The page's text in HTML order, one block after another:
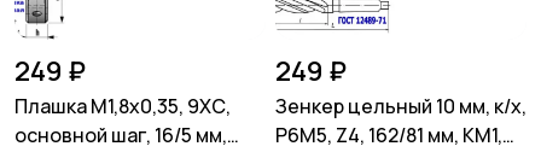
249 ₽
Плашка М1,8х0,35, 9ХС,
основной шаг, 16/5 мм,
249 ₽
Зенкер цельный 10 мм, к/х,
Р6М5, Z4, 162/81 мм, КМ1,